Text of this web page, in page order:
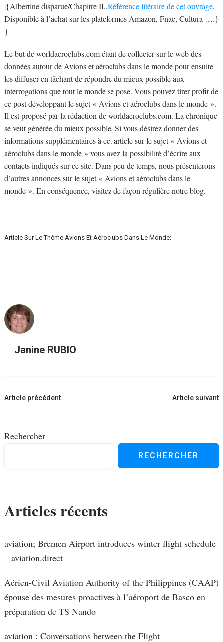
|{Albertine disparue/Chapitre II.,Référence litéraire de cet ouvrage.
Disponible à l’achat sur les plateformes Amazon, Fnac, Cultura ….}
}
Le but de worldaeroclubs.com étant de collecter sur le web des
données autour de Avions et aéroclubs dans le monde pour ensuite
les diffuser en tâchant de répondre du mieux possible aux
interrogations que tout le monde se pose. Vous pouvez tirer profit de
ce post développant le sujet « Avions et aéroclubs dans le monde ».
Il est proposé par la rédaction de worldaeroclubs.com. La chronique
se veut générée du mieux possible. Si vous désirez donner des
informations supplémentaires à cet article sur le sujet « Avions et
aéroclubs dans le monde » vous avez la possibilité d’écrire aux
contacts indiqués sur ce site. Dans peu de temps, nous présenterons
d’autres annonces sur le sujet « Avions et aéroclubs dans le
monde ». En conséquence, visitez de façon régulière notre blog.
Article Sur Le Thème Avions Et Aéroclubs Dans Le Monde:
Janine RUBIO
Navigation
Article précédent Article suivant
Rechercher
RECHERCHER
Articles récents
aviation; Bremen Airport introduces winter flight schedule
– aviation.direct
Aérien-Civil Aviation Authority of the Philippines (CAAP)
épouse des mesures proactives à l’aéroport de Basco en
préparation de TS Nando
aviation : Conversations between the Flight